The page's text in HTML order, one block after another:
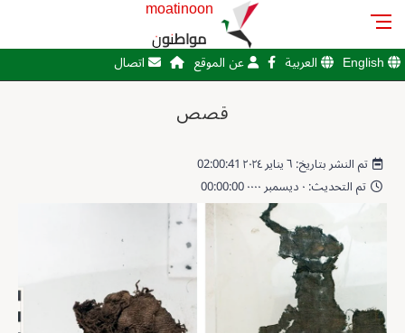
moatinoon
مواطنون
English العربية عن الموقع اتصال
قصص
تم النشر بتاريخ: ٦ يناير ٢٠٢٤ 02:00:41
تم التحديث: ٠ ديسمبر ٠٠٠٠ 00:00:00